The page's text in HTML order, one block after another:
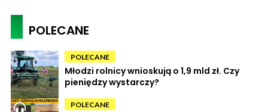
POLECANE
POLECANE
Młodzi rolnicy wnioskują o 1,9 mld zł. Czy
pieniędzy wystarczy?
POLECANE